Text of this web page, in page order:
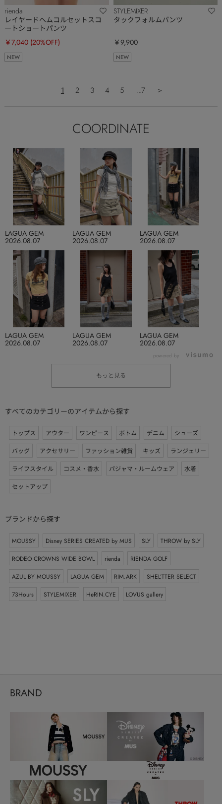
rienda
レイヤードヘムコルセットスコ
ートショートパンツ
￥7,040 (20%OFF)
NEW
STYLEMIXER
タックフォルムパンツ
￥9,900
NEW
1 2 3 4 5 ...7 ＞
COORDINATE
2026.08.07
LAGUA GEM
2026.08.07
LAGUA GEM
2026.08.07
LAGUA GEM
2026.08.07
LAGUA GEM
2026.08.07
LAGUA GEM
2026.08.07
LAGUA GEM
powered by
もっと見る
すべてのカテゴリーのアイテムから探す
トップス アウター ワンピース ボトム デニム
シューズ
バッグ
アクセサリー ファッション雑貨 キッズ
ランジェリー
ライフスタイル
コスメ・香水 パジャマ・ルームウェア
水着
セットアップ
ブランドから探す
MOUSSY Disney SERIES CREATED by MUS SLY
THROW by SLY
RODEO CROWNS WIDE BOWL
rienda
RIENDA GOLF
AZUL BY MOUSSY
LAGUA GEM RIM.ARK
SHEL’TTER SELECT
73Hours
STYLEMIXER HeRIN.CYE LOVUS gallery
BRAND